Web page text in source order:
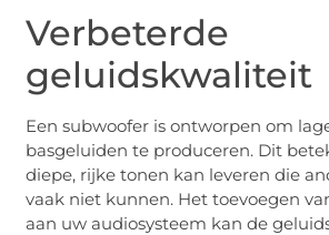
Verbeterde
geluidskwaliteit
Een subwoofer is ontworpen om
basgeluiden te produceren. Dit
diepe, rijke tonen kan leveren die
vaak niet kunnen. Het toevoegen
aan uw audiosysteem kan de